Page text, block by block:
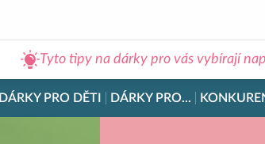
Tyto tipy na dárky pro vás vybírají
DÁRKY PRO DĚTI DÁRKY PRO...